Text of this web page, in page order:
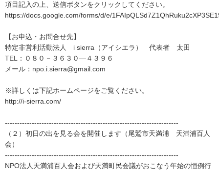
項目記入の上、送信ボタンをクリックしてください。
https://docs.google.com/forms/d/e/
【お申込・お問合せ先】
特定非営利活動法人 i sierra（アイシエラ） 代表者 太田
TEL：０８０－３６３０―４３９６
メール：npo.i.sierra@gmail.com
※詳しくは下記ホームページをご覧ください。
http://i-sierra.com/
-----------------------------------------------------------------------
（２）初日の出を見る会を開催します（尾鷲市天満浦 天満浦百人
会）
-----------------------------------------------------------------------
NPO法人天満浦百人会および天満町民会議がおこなう年始の恒例行